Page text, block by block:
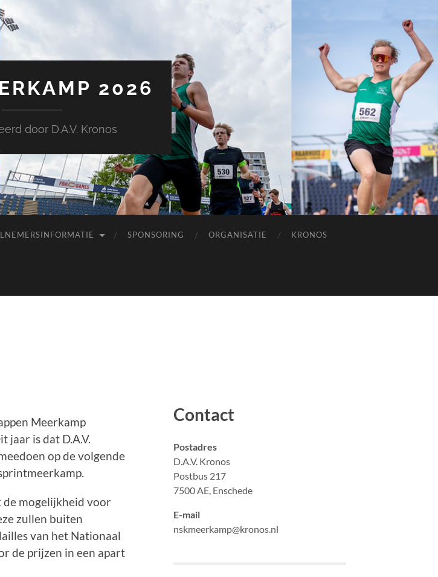
2026
door D.A.V. Kronos
SPONSORING ORGANISATIE KRONOS
Meerkamp
is dat D.A.V.
op de volgende
de mogelijkheid voor
zullen buiten
van het Nationaal
de prijzen in een apart
Contact
Postadres
D.A.V. Kronos
Postbus 217
7500 AE, Enschede
E-mail
nskmeerkamp@kronos.nl